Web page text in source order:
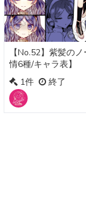
【No.52】紫髪の
情6種/キャラ表】
1件
終了